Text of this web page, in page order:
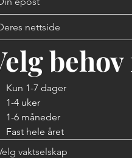
Kun 1-7 dager
1-4 uker
1-6 måneder
Fast hele året
vaktselskap